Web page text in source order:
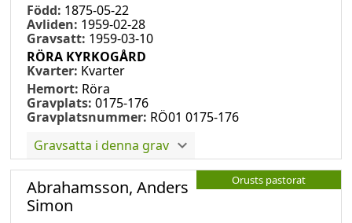
Född: 1875-05-22
Avliden: 1959-02-28
Gravsatt: 1959-03-10
RÖRA KYRKOGÅRD
Kvarter: Kvarter
Hemort: Röra
Gravplats: 0175-176
Gravplatsnummer: RÖ01 0175-176
Gravsatta i denna grav
Orusts pastorat
Abrahamsson, Anders
Simon